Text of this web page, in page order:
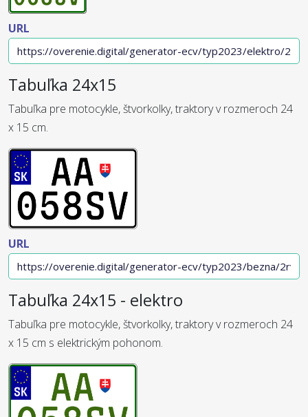
URL
Tabuľka 24x15
Tabuľka pre motocykle, štvorkolky, traktory v rozmeroch 24
x 15 cm.
URL
Tabuľka 24x15 - elektro
Tabuľka pre motocykle, štvorkolky, traktory v rozmeroch 24
x 15 cm s elektrickým pohonom.